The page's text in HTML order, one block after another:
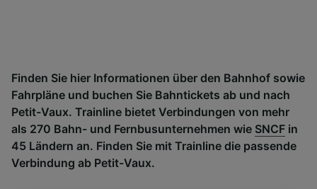
Finden Sie hier Informationen über den Bahnhof sowie
Fahrpläne und buchen Sie Bahntickets ab und nach
Petit-Vaux. Trainline bietet Verbindungen von mehr
als 270 Bahn- und Fernbusunternehmen wie SNCF in
45 Ländern an. Finden Sie mit Trainline die passende
Verbindung ab Petit-Vaux.